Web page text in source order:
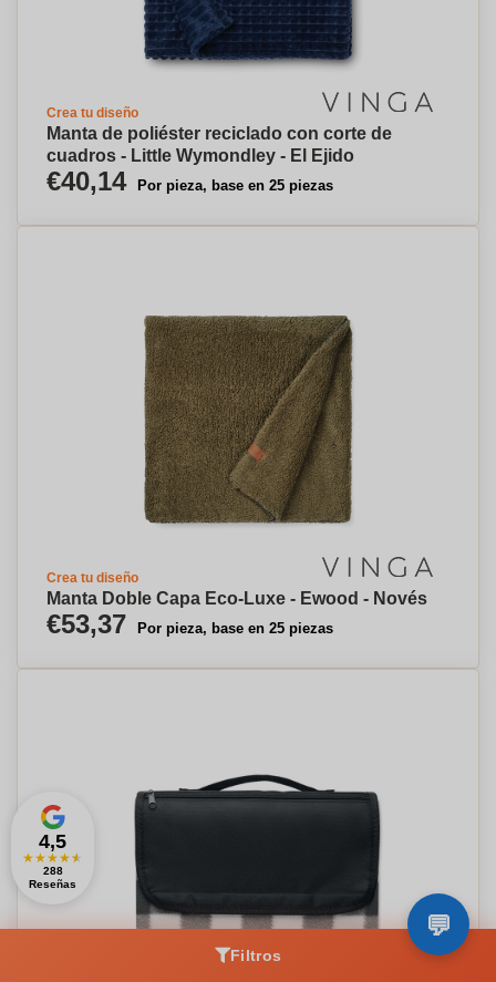
Crea tu diseño
Manta de poliéster reciclado con corte de
cuadros - Little Wymondley - El Ejido
€40,14 Por pieza, base en 25 piezas
Crea tu diseño
Manta Doble Capa Eco-Luxe - Ewood - Novés
€53,37 Por pieza, base en 25 piezas
Filtros
4,5
★★★★★
288
Reseñas